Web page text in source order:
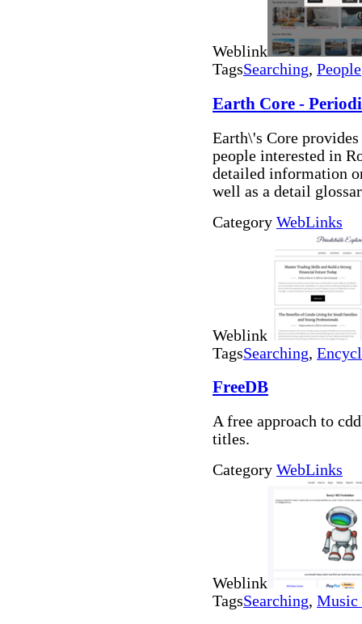
Weblink
TagsSearching, People
Earth Core -
Earth\'s Core
people interested in
detailed information
well as a detail
Category WebLinks
Weblink
TagsSearching,
FreeDB
A free approach to
titles.
Category WebLinks
Weblink
TagsSearching, Music